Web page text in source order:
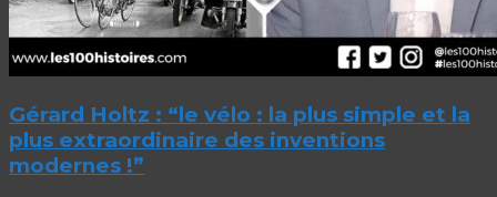
Gérard Holtz : “le vélo : la plus simple et la
plus extraordinaire des inventions
modernes !”